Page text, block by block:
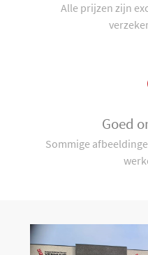
Alle prijzen zijn
Goed
Sommige